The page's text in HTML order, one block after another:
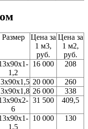
Размер
Цена за
1 м3,
руб.
Цена за
1 м2,
руб.
1,2
16 000 208
20 000
260
26 000
338
6
31 500 409,5
1,5
10 000 130